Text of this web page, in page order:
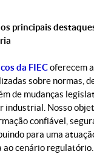
principais
da FIECoferecem
sobre normas,
de mudanças
industrial. Nosso
confiável,
para uma
ao cenário regulatório.